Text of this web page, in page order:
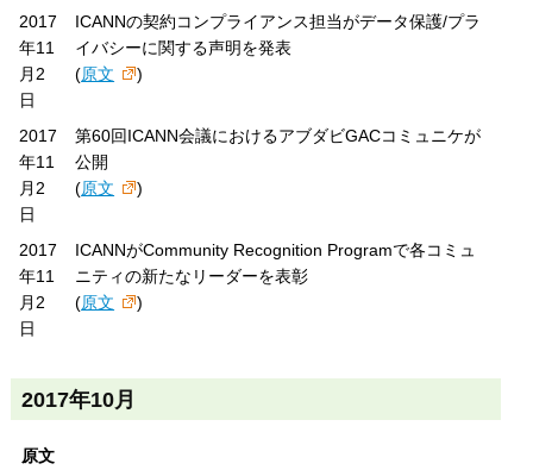
2017
年11
月2
日
ICANNの契約コンプライアンス担当がデータ保護/プラ
イバシーに関する声明を発表
(原文 )
2017
年11
月2
日
第60回ICANN会議におけるアブダビGACコミュニケが
公開
(原文 )
2017
年11
月2
日
ICANNがCommunity Recognition Programで各コミュ
ニティの新たなリーダーを表彰
(原文 )
2017年10月
原文